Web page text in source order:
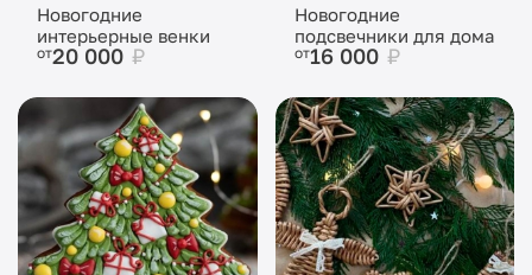
Новогодние
интерьерные венки
от20 000 ₽
Новогодние
подсвечники для дома
от16 000 ₽